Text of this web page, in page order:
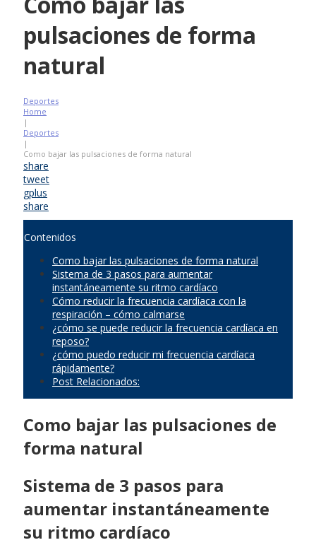
pulsaciones de forma
natural
Deportes
Home
|
Deportes
|
Como bajar las pulsaciones de forma natural
share
tweet
gplus
share
Contenidos
Como bajar las pulsaciones de forma natural
Sistema de 3 pasos para aumentar
instantáneamente su ritmo cardíaco
Cómo reducir la frecuencia cardíaca con la
respiración – cómo calmarse
¿cómo se puede reducir la frecuencia cardíaca en
reposo?
¿cómo puedo reducir mi frecuencia cardíaca
rápidamente?
Post Relacionados:
Como bajar las pulsaciones de
forma natural
Sistema de 3 pasos para
aumentar instantáneamente
su ritmo cardíaco